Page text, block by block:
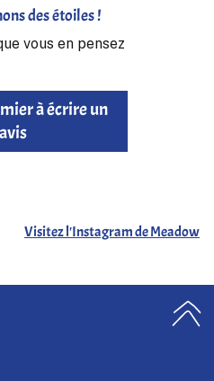
des étoiles !
vous en pensez
à écrire un
avis
Visitez l'Instagram de Meadow